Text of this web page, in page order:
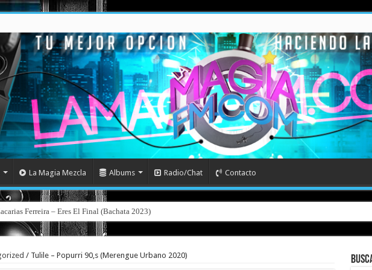
La Magia Mezcla Albums Radio/Chat Contacto
Ferreira – Eres El Final (Bachata 2023)
/ Tulile – Popurri 90,s (Merengue Urbano 2020)